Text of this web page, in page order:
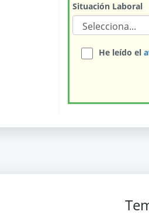
Situación Laboral
He leído el